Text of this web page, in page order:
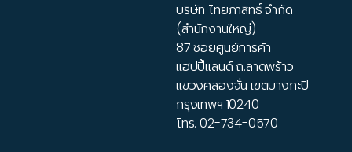
บริษัท ไทยภาสิทธิ์ จำกัด
(สำนักงานใหญ่)
87 ซอยศูนย์การค้า
แฮปปี้แลนด์ ถ.ลาดพร้าว
แขวงคลองจั่น เขตบางกะปิ
กรุงเทพฯ 10240
โทร.02-734-0570